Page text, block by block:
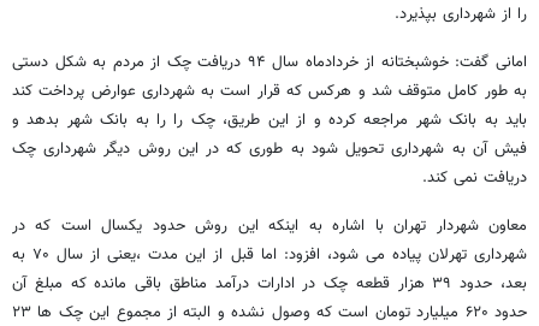
را از شهرداری بپذیرد.
امانی گفت: خوشبختانه از خردادماه سال ۹۴ دریافت چک از مردم به شکل دستی
به طور کامل متوقف شد و هرکس که قرار است به شهرداری عوارض پرداخت کند
باید به بانک شهر مراجعه کرده و از این طریق، چک را را به بانک شهر بدهد و
فیش آن به شهرداری تحویل شود به طوری که در این روش دیگر شهرداری چک
دریافت نمی کند.
معاون شهردار تهران با اشاره به اینکه این روش حدود یکسال است که در
شهرداری تهرلان پیاده می شود، افزود: اما قبل از این مدت ،یعنی از سال ۷۰ به
بعد، حدود ۳۹ هزار قطعه چک در ادارات درآمد مناطق باقی مانده که مبلغ آن
حدود ۶۲۰ میلیارد تومان است که وصول نشده و البته از مجموع این چک ها ۲۳